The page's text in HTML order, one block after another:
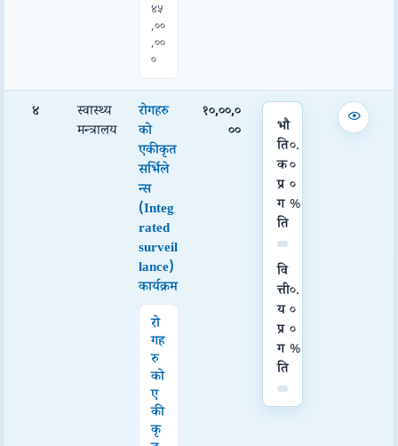
४५
,००
,००
०
४
स्वास्थ्य
मन्त्रालय
रोगहरु
को
एकीकृत
सर्भिले
न्स
(Integ
rated
surveil
lance)
कार्यक्रम
रो
गह
रु
को
ए
की
कृ
१०,००,०
००
भौ
ति
क
प्र
ग
ति
०.
०
०
%
वि
त्ती
य
प्र
ग
ति
०.
०
०
%